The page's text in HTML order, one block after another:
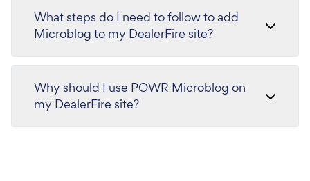
What steps do I need to follow to add
Microblog to my DealerFire site?
Why should I use POWR Microblog on
my DealerFire site?